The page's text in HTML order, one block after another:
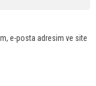
e-posta adresim ve site